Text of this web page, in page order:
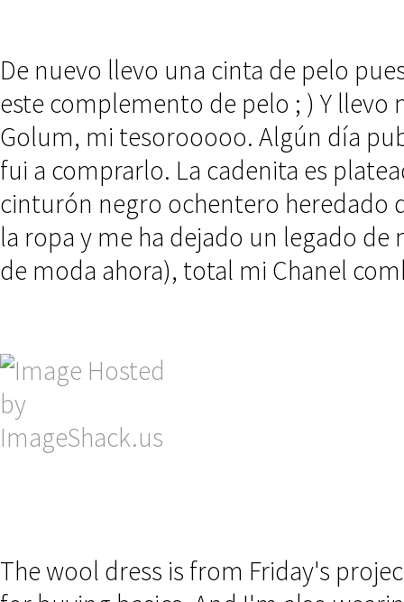
De nuevo llevo una cinta de pelo
este complemento de pelo ; ) Y
Golum, mi tesorooooo. Algún día
fui a comprarlo. La cadenita es
cinturón negro ochentero heredado
la ropa y me ha dejado un legado
de moda ahora), total mi Chanel
The wool dress is from Friday's